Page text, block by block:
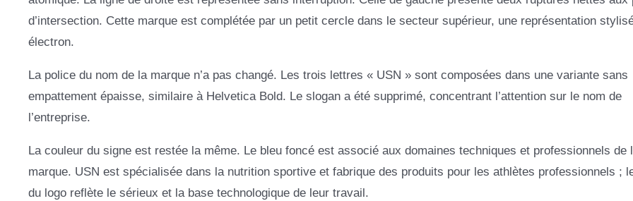
d’intersection. Cette marque est complétée par un petit cercle dans le secteur supérieur, une représentation
électron.
La police du nom de la marque n’a pas changé. Les trois lettres « USN » sont composées dans une variante sans
empattement épaisse, similaire à Helvetica Bold. Le slogan a été supprimé, concentrant l’attention sur le nom de
l’entreprise.
La couleur du signe est restée la même. Le bleu foncé est associé aux domaines techniques et professionnels de
marque. USN est spécialisée dans la nutrition sportive et fabrique des produits pour les athlètes professionnels ;
du logo reflète le sérieux et la base technologique de leur travail.